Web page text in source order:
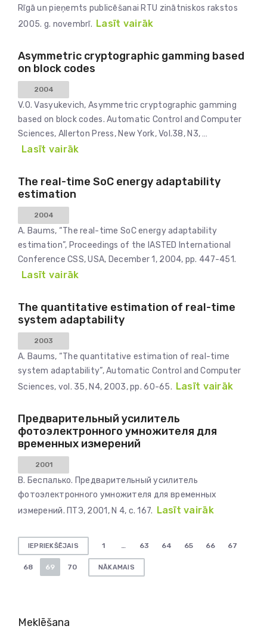
Rīgā un pieņemts publicēšanai RTU zinātniskos rakstos
2005. g. novembrī. Lasīt vairāk
Asymmetric cryptographic gamming based
on block codes
2004
V.O. Vasyukevich, Asymmetric cryptographic gamming
based on block codes. Automatic Control and Computer
Sciences, Allerton Press, New York, Vol.38, N3, …
Lasīt vairāk
The real-time SoC energy adaptability
estimation
2004
A. Baums, “The real-time SoC energy adaptability
estimation”, Proceedings of the IASTED International
Conference CSS, USA, December 1, 2004, pp. 447-451.
Lasīt vairāk
The quantitative estimation of real-time
system adaptability
2003
A. Baums, “The quantitative estimation of real-time
system adaptability”, Automatic Control and Computer
Sciences, vol. 35, N4, 2003, pp. 60-65. Lasīt vairāk
Предварительный усилитель
фотоэлектронного умножителя для
временных измерений
2001
В. Беспалько. Предварительный усилитель
фотоэлектронного умножителя для временных
измерений. ПТЭ, 2001, N 4, с. 167. Lasīt vairāk
Ziņu
numerācija
IEPRIEKŠĒJAIS 1 … 63 64 65 66 67
68 69 70 NĀKAMAIS
Meklēšana